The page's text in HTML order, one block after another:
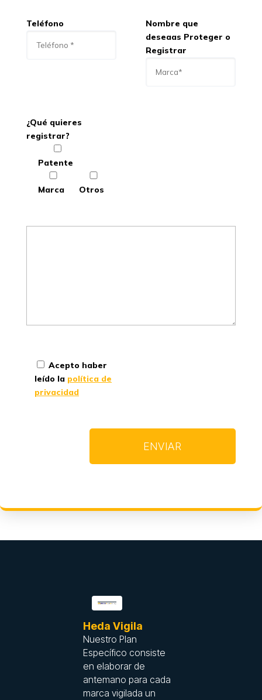
Teléfono
Nombre que
deseaas Proteger o
Registrar
¿Qué quieres
registrar?
Patente
Marca Otros
Acepto haber
leído la política de
privacidad
Heda Vigila
Nuestro Plan
Específico consiste
en elaborar de
antemano para cada
marca vigilada un